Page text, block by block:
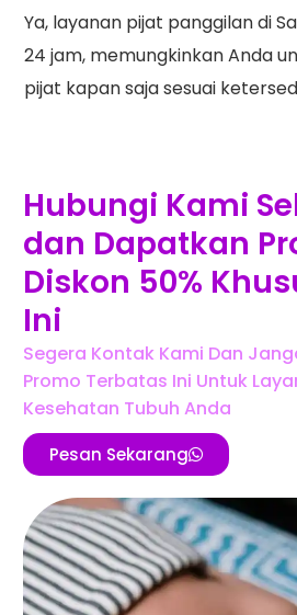
Ya, layanan pijat panggilan di
24 jam, memungkinkan Anda
pijat kapan saja sesuai
Hubungi Kami
dan Dapatkan
Diskon 50%
Ini
Segera Kontak Kami Dan
Promo Terbatas Ini Untuk
Kesehatan Tubuh Anda
Pesan Sekarang